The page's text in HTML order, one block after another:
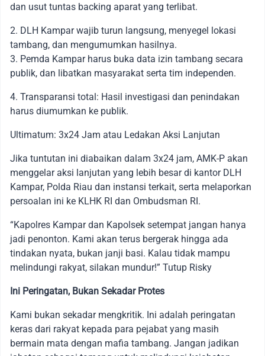
dan usut tuntas backing aparat yang terlibat.
2. DLH Kampar wajib turun langsung, menyegel lokasi
tambang, dan mengumumkan hasilnya.
3. Pemda Kampar harus buka data izin tambang secara
publik, dan libatkan masyarakat serta tim independen.
4. Transparansi total: Hasil investigasi dan penindakan
harus diumumkan ke publik.
Ultimatum: 3x24 Jam atau Ledakan Aksi Lanjutan
Jika tuntutan ini diabaikan dalam 3x24 jam, AMK-P akan
menggelar aksi lanjutan yang lebih besar di kantor DLH
Kampar, Polda Riau dan instansi terkait, serta melaporkan
persoalan ini ke KLHK RI dan Ombudsman RI.
“Kapolres Kampar dan Kapolsek setempat jangan hanya
jadi penonton. Kami akan terus bergerak hingga ada
tindakan nyata, bukan janji basi. Kalau tidak mampu
melindungi rakyat, silakan mundur!” Tutup Risky
Ini Peringatan, Bukan Sekadar Protes
Kami bukan sekadar mengkritik. Ini adalah peringatan
keras dari rakyat kepada para pejabat yang masih
bermain mata dengan mafia tambang. Jangan jadikan